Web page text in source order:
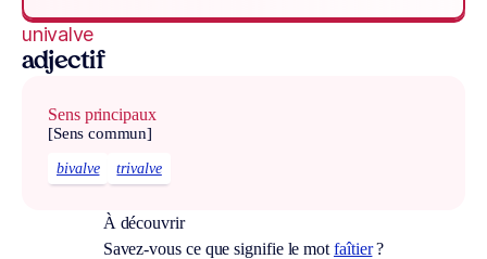
univalve
adjectif
Sens principaux
[Sens commun]
bivalve trivalve
À découvrir
Savez-vous ce que signifie le mot faîtier?